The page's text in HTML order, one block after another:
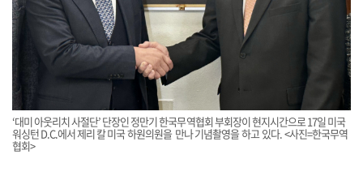
‘대미 아웃리치 사절단’ 단장인 정만기 한국무역협회 부회장이 현지시간으로 17일 미국
워싱턴 D.C.에서 제리 칼 미국 하원의원을 만나 기념촬영을 하고 있다. <사진=한국무역
협회>